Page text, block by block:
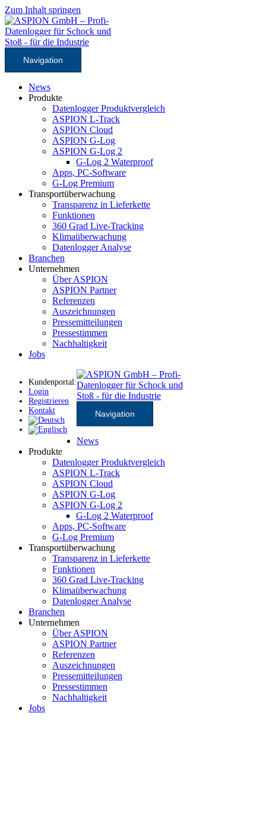
Zum Inhalt springen
Navigation
News
Produkte
Datenlogger Produktvergleich
ASPION L-Track
ASPION Cloud
ASPION G-Log
ASPION G-Log 2
G-Log 2 Waterproof
Apps, PC-Software
G-Log Premium
Transportüberwachung
Transparenz in Lieferkette
Funktionen
360 Grad Live-Tracking
Klimaüberwachung
Datenlogger Analyse
Branchen
Unternehmen
Über ASPION
ASPION Partner
Referenzen
Auszeichnungen
Pressemitteilungen
Pressestimmen
Nachhaltigkeit
Jobs
Kundenportal:
Login
Registrieren
Kontakt
Navigation
News
Produkte
Datenlogger Produktvergleich
ASPION L-Track
ASPION Cloud
ASPION G-Log
ASPION G-Log 2
G-Log 2 Waterproof
Apps, PC-Software
G-Log Premium
Transportüberwachung
Transparenz in Lieferkette
Funktionen
360 Grad Live-Tracking
Klimaüberwachung
Datenlogger Analyse
Branchen
Unternehmen
Über ASPION
ASPION Partner
Referenzen
Auszeichnungen
Pressemitteilungen
Pressestimmen
Nachhaltigkeit
Jobs